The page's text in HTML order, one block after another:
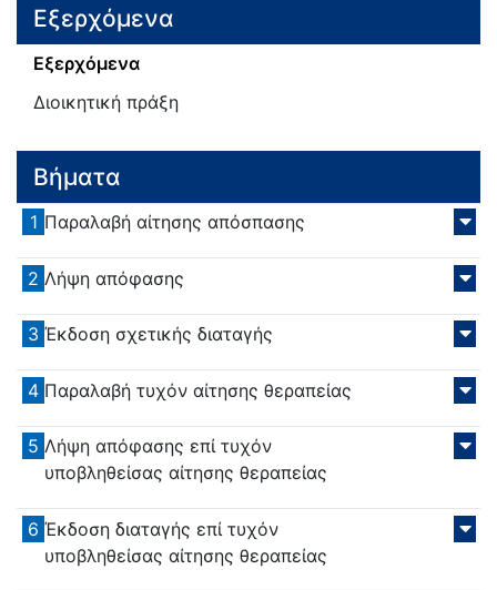
Εξερχόμενα
Εξερχόμενα
Διοικητική πράξη
Βήματα
1 Παραλαβή αίτησης απόσπασης
2 Λήψη απόφασης
3 Έκδοση σχετικής διαταγής
4 Παραλαβή τυχόν αίτησης θεραπείας
5 Λήψη απόφασης επί τυχόν
υποβληθείσας αίτησης θεραπείας
6 Έκδοση διαταγής επί τυχόν
υποβληθείσας αίτησης θεραπείας